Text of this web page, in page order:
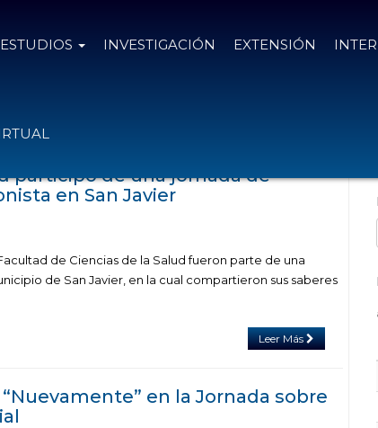
ESTUDIOS INVESTIGACIÓN EXTENSIÓN
participó de una jornada de
en San Javier
de Ciencias de la Salud fueron parte de una
de San Javier, en la cual compartieron sus saberes
Leer Más
en la Jornada sobre